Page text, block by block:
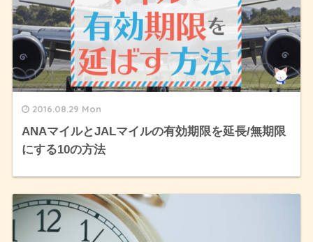
2016.08.29 Mon
ANAマイルとJALマイルの有効期限を延長/無期限
にする10の方法